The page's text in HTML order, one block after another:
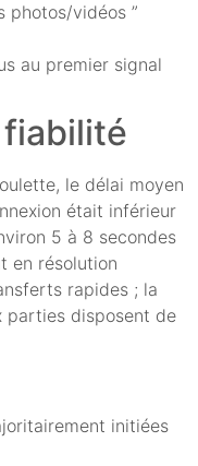
photos/vidéos ”
au premier signal
le délai moyen
était inférieur
5 à 8 secondes
en résolution
rapides ; la
parties disposent de
initiées